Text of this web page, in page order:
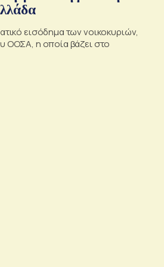
εισόδημα των νοικοκυριών,
ΟΟΣΑ, η οποία βάζει στο